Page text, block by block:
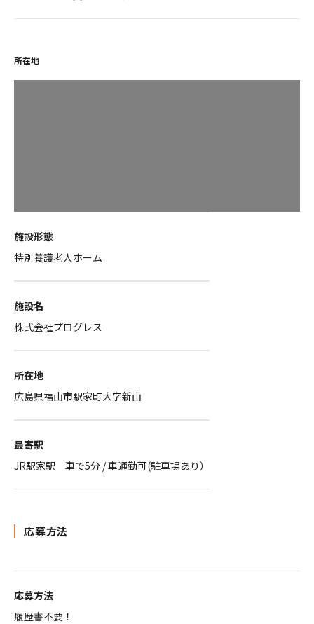
所在地
施設形態
特別養護老人ホーム
施設名
株式会社プログレス
所在地
広島県福山市駅家町大字新山
最寄駅
JR駅家駅 車で5分 / 車通勤可(駐車場あり）
応募方法
応募方法
履歴書不要！